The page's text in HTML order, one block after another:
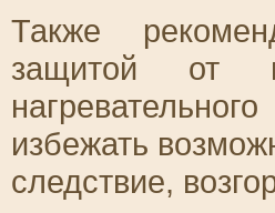
Также
защитой от
избежать
следствие,